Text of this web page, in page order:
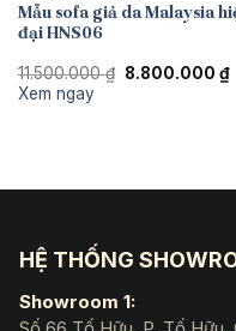
Mẫu sofa giả da Malaysia
đại HNS06
11.500.000₫ Giá
8.800.000 ₫
Xem ngay
HỆ THỐNG
Showroom 1: